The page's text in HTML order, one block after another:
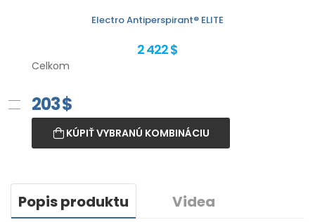
Electro Antiperspirant® ELITE
2 422 $
Celkom
203$
KÚPIŤ VYBRANÚ KOMBINÁCIU
Popis produktu Videa